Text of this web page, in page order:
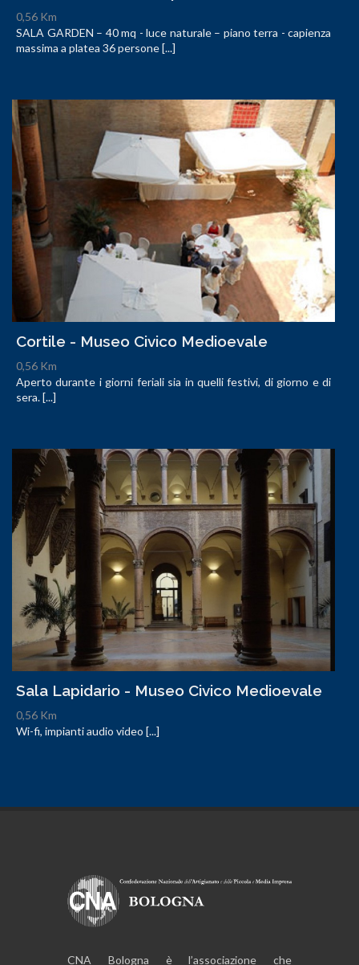
0,56 Km
SALA GARDEN – 40 mq - luce naturale – piano terra - capienza
massima a platea 36 persone [...]
Cortile - Museo Civico Medioevale
0,56 Km
Aperto durante i giorni feriali sia in quelli festivi, di giorno e di
sera. [...]
Sala Lapidario - Museo Civico Medioevale
0,56 Km
Wi-fi, impianti audio video [...]
CNA Bologna è l’associazione che